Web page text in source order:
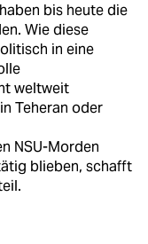
bis heute die
Wie diese
in eine
weltweit
Teheran oder
NSU-Morden
blieben, schafft